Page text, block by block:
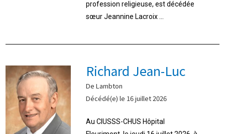
profession religieuse, est décédée
sœur Jeannine Lacroix ...
Richard Jean-Luc
De Lambton
Décédé(e) le 16 juillet 2026
Au CIUSSS-CHUS Hôpital